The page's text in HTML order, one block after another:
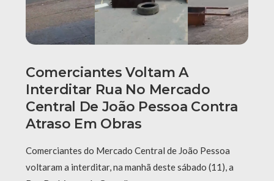
Comerciantes Voltam A
Interditar Rua No Mercado
Central De João Pessoa Contra
Atraso Em Obras
Comerciantes do Mercado Central de João Pessoa
voltaram a interditar, na manhã deste sábado (11), a